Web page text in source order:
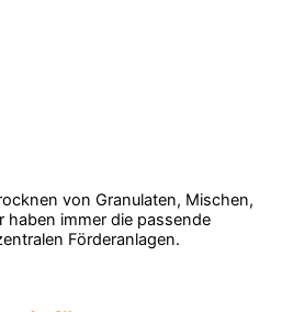
von Granulaten, Mischen,
haben immer die passende
Förderanlagen.